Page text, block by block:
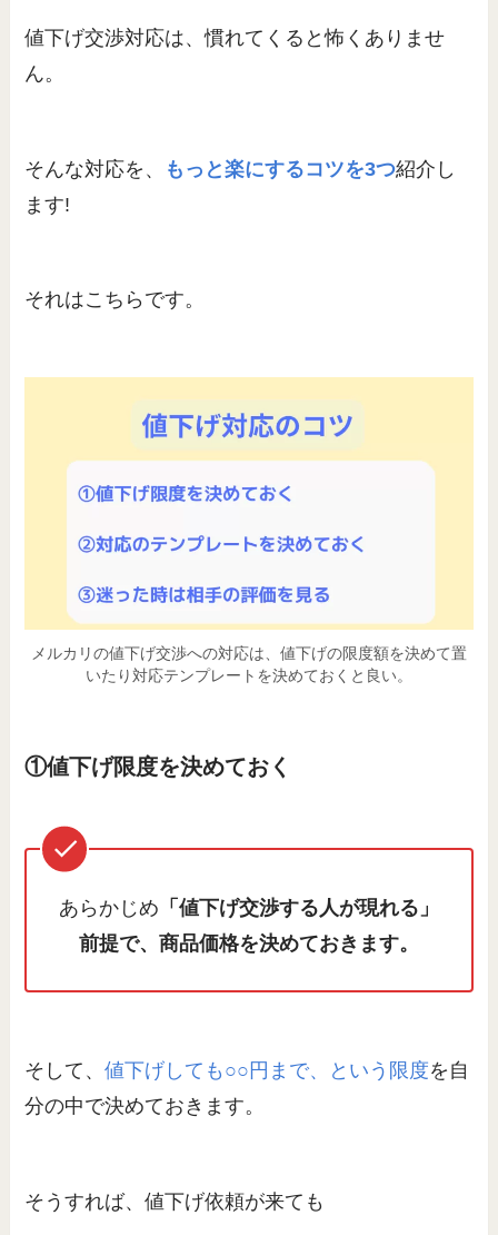
値下げ交渉対応は、慣れてくると怖くありませ
ん。
そんな対応を、 もっと楽にするコツを3つ紹介し
ます!
それはこちらです。
メルカリの値下げ交渉への対応は、値下げの限度額を決めて置
いたり対応テンプレートを決めておくと良い。
①値下げ限度を決めておく
あらかじめ 「値下げ交渉する人が現れる」
前提で、商品価格を決めておきます。
そして、値下げしても○○円まで、という限度を自
分の中で決めておきます。
そうすれば、値下げ依頼が来ても